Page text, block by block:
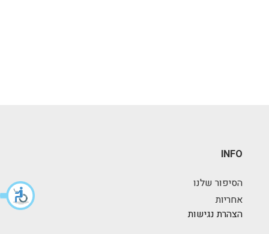
INFO
הסיפור שלנו
אחריות
הצהרת נגישות